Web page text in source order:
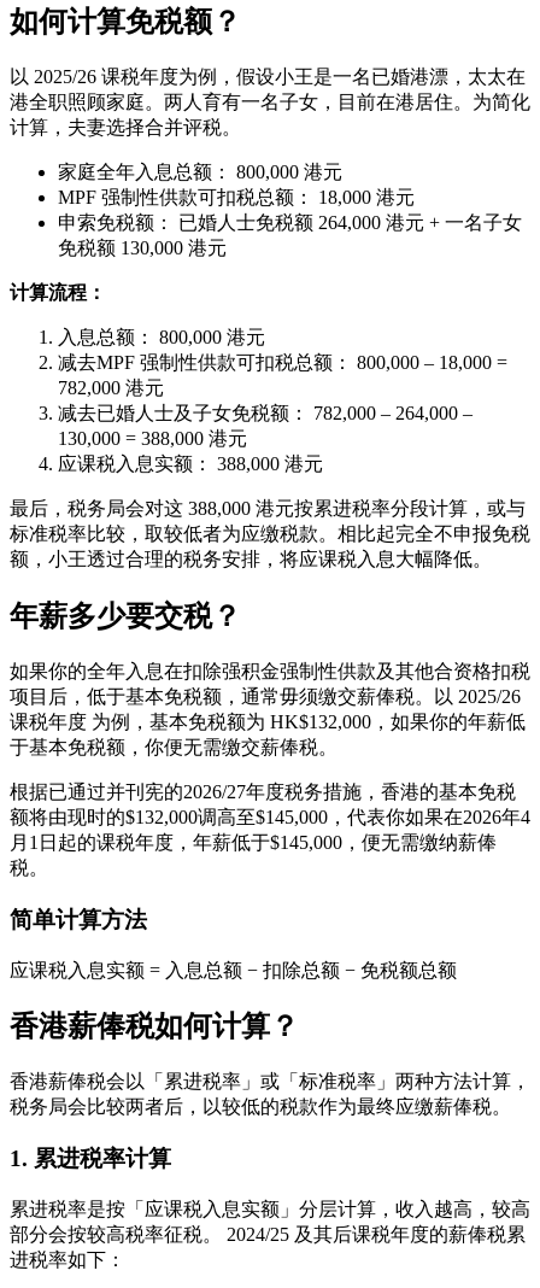
如何计算免税额？
以 2025/26 课税年度为例，假设小王是一名已婚港漂，太太在
港全职照顾家庭。两人育有一名子女，目前在港居住。为简化
计算，夫妻选择合并评税。
家庭全年入息总额： 800,000 港元
MPF 强制性供款可扣税总额： 18,000 港元
申索免税额： 已婚人士免税额 264,000 港元 + 一名子女
免税额 130,000 港元
计算流程：
入息总额： 800,000 港元
减去MPF 强制性供款可扣税总额： 800,000 – 18,000 =
782,000 港元
减去已婚人士及子女免税额： 782,000 – 264,000 –
130,000 = 388,000 港元
应课税入息实额： 388,000 港元
最后，税务局会对这 388,000 港元按累进税率分段计算，或与
标准税率比较，取较低者为应缴税款。相比起完全不申报免税
额，小王透过合理的税务安排，将应课税入息大幅降低。
年薪多少要交税？
如果你的全年入息在扣除强积金强制性供款及其他合资格扣税
项目后，低于基本免税额，通常毋须缴交薪俸税。以 2025/26
课税年度 为例，基本免税额为 HK$132,000，如果你的年薪低
于基本免税额，你便无需缴交薪俸税。
根据已通过并刊宪的2026/27年度税务措施，香港的基本免税
额将由现时的$132,000调高至$145,000，代表你如果在2026年4
月1日起的课税年度，年薪低于$145,000，便无需缴纳薪俸
税。
简单计算方法
应课税入息实额 = 入息总额 − 扣除总额 − 免税额总额
香港薪俸税如何计算？
香港薪俸税会以「累进税率」或「标准税率」两种方法计算，
税务局会比较两者后，以较低的税款作为最终应缴薪俸税。
1. 累进税率计算
累进税率是按「应课税入息实额」分层计算，收入越高，较高
部分会按较高税率征税。 2024/25 及其后课税年度的薪俸税累
进税率如下：